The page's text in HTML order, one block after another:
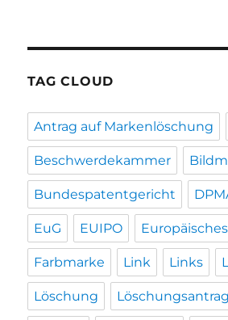
TAG CLOUD
Antrag auf Markenlöschung
Beschwerdekammer
Bundespatentgericht
EuG EUIPO
Farbmarke Link Links
Löschung Löschungsantrag